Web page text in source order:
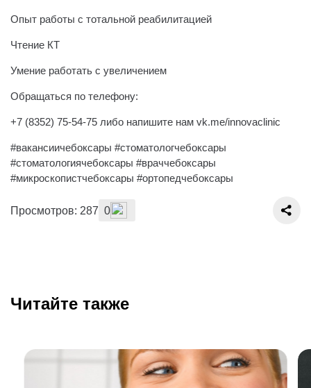
Опыт работы с тотальной реабилитацией
Чтение КТ
Умение работать с увеличением
Обращаться по телефону:
+7 (8352) 75-54-75 либо напишите нам vk.me/innovaclinic
#вакансиичебоксары #стоматологчебоксары
#стоматологиячебоксары #враччебоксары
#микроскопистчебоксары #ортопедчебоксары
Просмотров: 287 0
Читайте также